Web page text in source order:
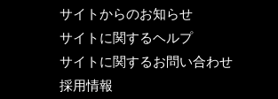
サイトからのお知らせ
サイトに関するヘルプ
サイトに関するお問い合わせ
採用情報